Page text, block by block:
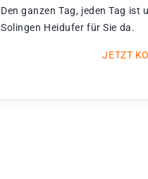
Den ganzen Tag, jeden Tag ist
Solingen Heidufer für Sie da.
JETZT